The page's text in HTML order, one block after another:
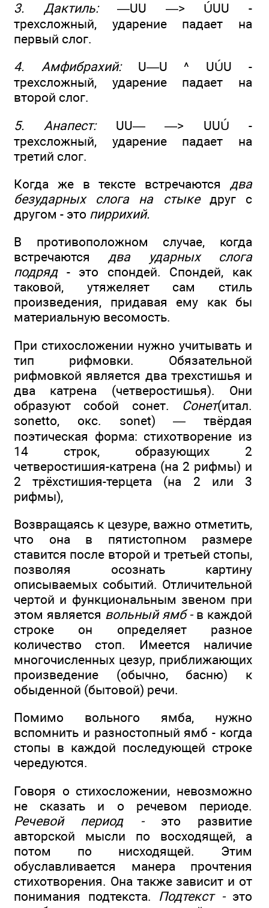
3. Дактиль:—UU —> ÚUU -
трехсложный, ударение падает на
первый слог.
4. Амфибрахий:U—U ^ UÚU -
трехсложный, ударение падает на
второй слог.
5. Анапест:UU— —> UUÚ -
трехсложный, ударение падает на
третий слог.
Когда же в тексте встречаются два
безударных слога на стыкедруг с
другом - это пиррихий.
В противоположном случае, когда
встречаютсядва ударных слога
подряд- это спондей. Спондей, как
таковой, утяжеляет сам стиль
произведения, придавая ему как бы
материальную весомость.
При стихосложении нужно учитывать и
тип рифмовки. Обязательной
рифмовкой является два трехстишья и
два катрена (четверостишья). Они
образуют собой сонет. Сонет(итал.
sonetto, окс. sonet) — твёрдая
поэтическая форма: стихотворение из
14 строк, образующих 2
четверостишия-катрена (на 2 рифмы) и
2 трёхстишия-терцета (на 2 или 3
рифмы),
Возвращаясь к цезуре, важно отметить,
что она в пятистопном размере
ставится после второй и третьей стопы,
позволяя осознать картину
описываемых событий. Отличительной
чертой и функциональным звеном при
этом является вольный ямб -в каждой
строке он определяет разное
количество стоп. Имеется наличие
многочисленных цезур, приближающих
произведение (обычно, басню) к
обыденной (бытовой) речи.
Помимо вольного ямба, нужно
вспомнить и разностопный ямб - когда
стопы в каждой последующей строке
чередуются.
Говоря о стихосложении, невозможно
не сказать и о речевом периоде.
Речевой период -это развитие
авторской мысли по восходящей, а
потом по нисходящей. Этим
обуславливается манера прочтения
стихотворения. Она также зависит и от
понимания подтекста. Подтекст -это